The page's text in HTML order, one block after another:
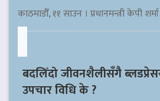
काठमाडौँ, ११ साउन । प्रधानमन्त्री केपी
बदलिँदो जीवनशैलीसँगै
उपचार विधि के ?